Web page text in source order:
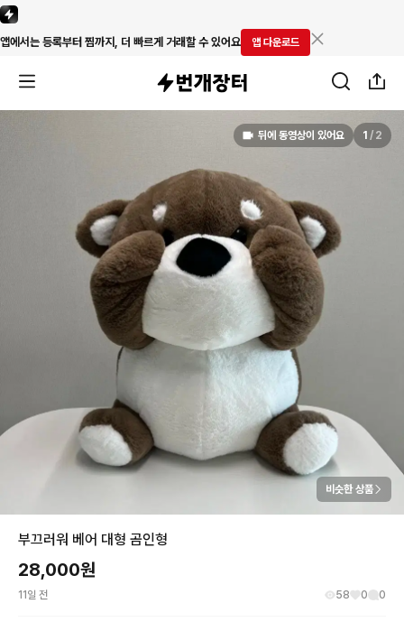
앱에서는 등록부터 찜까지, 더 빠르게 거래할 수 있어요 앱 다운로드
뒤에 동영상이 있어요 1 / 2
비슷한 상품
부끄러워 베어 대형 곰인형
28,000원
11일 전 58 0 0